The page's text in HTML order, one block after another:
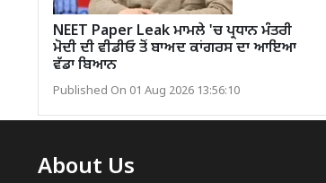
NEET Paper Leak ਮਾਮਲੇ 'ਚ ਪ੍ਰਧਾਨ ਮੰਤਰੀ
ਮੋਦੀ ਦੀ ਵੀਡੀਓ ਤੋਂ ਬਾਅਦ ਕਾਂਗਰਸ ਦਾ ਆਇਆ
ਵੱਡਾ ਬਿਆਨ
Published On 01 Aug 2026 13:56:10
About Us